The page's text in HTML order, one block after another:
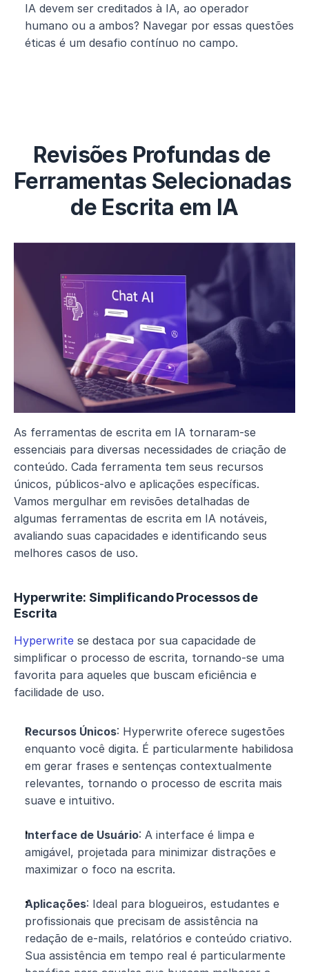
IA devem ser creditados à IA, ao operador
humano ou a ambos? Navegar por essas questões
éticas é um desafio contínuo no campo.
Revisões Profundas de
Ferramentas Selecionadas
de Escrita em IA
As ferramentas de escrita em IA tornaram-se
essenciais para diversas necessidades de criação de
conteúdo. Cada ferramenta tem seus recursos
únicos, públicos-alvo e aplicações específicas.
Vamos mergulhar em revisões detalhadas de
algumas ferramentas de escrita em IA notáveis,
avaliando suas capacidades e identificando seus
melhores casos de uso.
Hyperwrite: Simplificando Processos de
Escrita
Hyperwrite se destaca por sua capacidade de
simplificar o processo de escrita, tornando-se uma
favorita para aqueles que buscam eficiência e
facilidade de uso.
Recursos Únicos: Hyperwrite oferece sugestões
enquanto você digita. É particularmente habilidosa
em gerar frases e sentenças contextualmente
relevantes, tornando o processo de escrita mais
suave e intuitivo.
Interface de Usuário: A interface é limpa e
amigável, projetada para minimizar distrações e
maximizar o foco na escrita.
Aplicações: Ideal para blogueiros, estudantes e
profissionais que precisam de assistência na
redação de e-mails, relatórios e conteúdo criativo.
Sua assistência em tempo real é particularmente